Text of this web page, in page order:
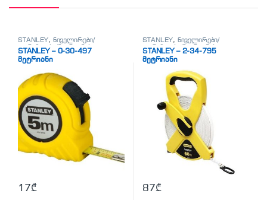
STANLEY, ნიველირები/
თარაზოები/მეტრიანები
STANLEY – 0-30-497
მეტრიანი
17₾
STANLEY, ნიველირები/
თარაზოები/მეტრიანები
STANLEY – 2-34-795
მეტრიანი
87₾